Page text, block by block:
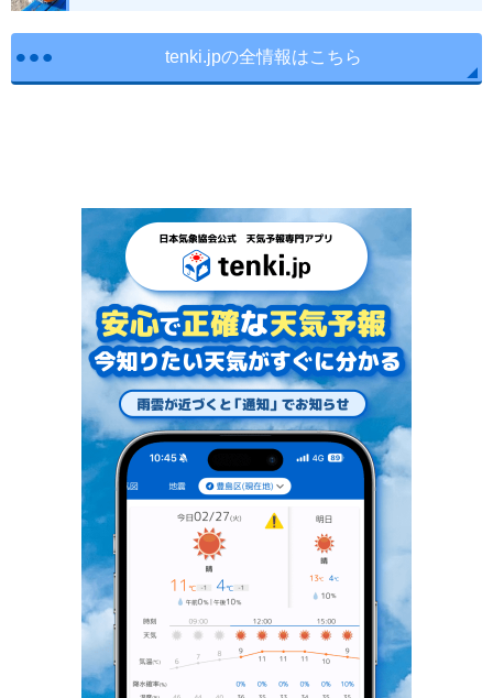
tenki.jpの全情報はこちら